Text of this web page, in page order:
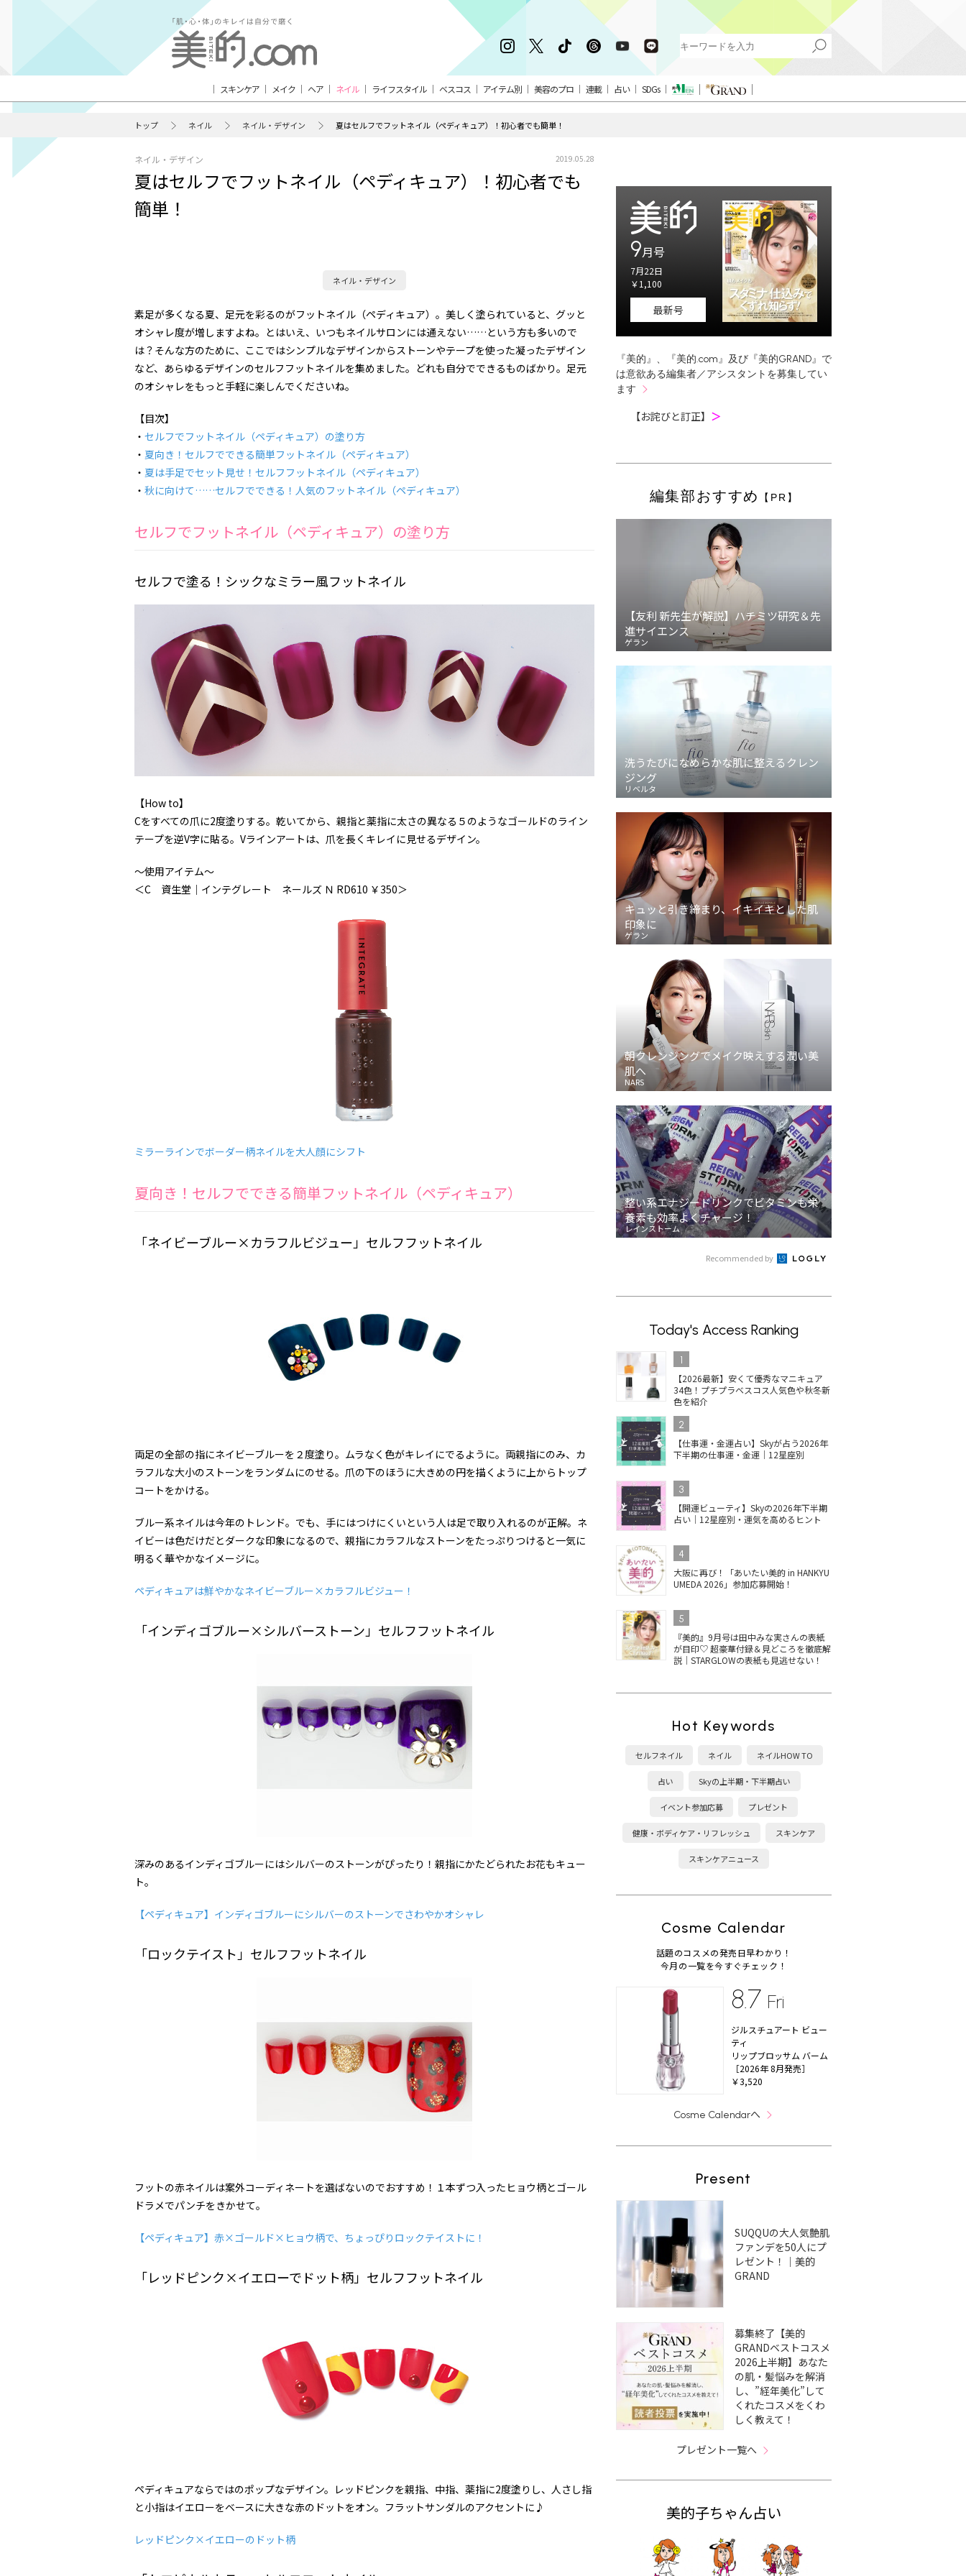
スキンケア メイク ヘア ネイル ライフスタイル ベスコス アイテム別 美容のプロ 連載 占い SDGs
トップ ネイル ネイル・デザイン 夏はセルフでフットネイル（ペディキュア）！初心者でも簡単！
ネイル・デザイン 2019.05.28
夏はセルフでフットネイル（ペディキュア）！初心者でも
簡単！
ネイル・デザイン
素足が多くなる夏、足元を彩るのがフットネイル（ペディキュア）。美しく塗られていると、グッと
オシャレ度が増しますよね。とはいえ、いつもネイルサロンには通えない……という方も多いので
は？そんな方のために、ここではシンプルなデザインからストーンやテープを使った凝ったデザイン
など、あらゆるデザインのセルフフットネイルを集めました。どれも自分でできるものばかり。足元
のオシャレをもっと手軽に楽しんでくださいね。
【目次】
・ セルフでフットネイル（ペディキュア）の塗り方
・ 夏向き！セルフでできる簡単フットネイル（ペディキュア）
・ 夏は手足でセット見せ！セルフフットネイル（ペディキュア）
・ 秋に向けて……セルフでできる！人気のフットネイル（ペディキュア）
セルフでフットネイル（ペディキュア）の塗り方
セルフで塗る！シックなミラー風フットネイル
【How to】
Cをすべての爪に2度塗りする。乾いてから、親指と薬指に太さの異なる５のようなゴールドのライン
テープを逆V字に貼る。Vラインアートは、爪を長くキレイに見せるデザイン。
〜使用アイテム〜
＜C 資生堂｜インテグレート ネールズ Ｎ RD610 ￥350＞
ミラーラインでボーダー柄ネイルを大人顔にシフト
夏向き！セルフでできる簡単フットネイル（ペディキュア）
「ネイビーブルー×カラフルビジュー」セルフフットネイル
両足の全部の指にネイビーブルーを２度塗り。ムラなく色がキレイにでるように。両親指にのみ、カ
ラフルな大小のストーンをランダムにのせる。爪の下のほうに大きめの円を描くように上からトップ
コートをかける。
ブルー系ネイルは今年のトレンド。でも、手にはつけにくいという人は足で取り入れるのが正解。ネ
イビーは色だけだとダークな印象になるので、親指にカラフルなストーンをたっぷりつけると一気に
明るく華やかなイメージに。
ペディキュアは鮮やかなネイビーブルー×カラフルビジュー！
「インディゴブルー×シルバーストーン」セルフフットネイル
深みのあるインディゴブルーにはシルバーのストーンがぴったり！親指にかたどられたお花もキュー
ト。
【ペディキュア】インディゴブルーにシルバーのストーンでさわやかオシャレ
「ロックテイスト」セルフフットネイル
フットの赤ネイルは案外コーディネートを選ばないのでおすすめ！１本ずつ入ったヒョウ柄とゴール
ドラメでパンチをきかせて。
【ペディキュア】赤×ゴールド×ヒョウ柄で、ちょっぴりロックテイストに！
「レッドピンク×イエローでドット柄」セルフフットネイル
ペディキュアならではのポップなデザイン。レッドピンクを親指、中指、薬指に2度塗りし、人さし指
と小指はイエローをベースに大きな赤のドットをオン。フラットサンダルのアクセントに♪
レッドピンク×イエローのドット柄
9月号
7月22日
￥1,100
最新号
『美的』、『美的.com』及び『美的GRAND』で
は意欲ある編集者／アシスタントを募集してい
ます
【お詫びと訂正】 ＞
編集部おすすめ 【PR】
【友利 新先生が解説】ハチミツ研究＆先
進サイエンス
ゲラン
洗うたびになめらかな肌に整えるクレン
ジング
リベルタ
キュッと引き締まり、イキイキとした肌
印象に
ゲラン
朝クレンジングでメイク映えする潤い美
肌へ
NARS
整い系エナジードリンクでビタミンも栄
養素も効率よくチャージ！
レインストーム
Recommended by
Today's Access Ranking
1
【2026最新】安くて優秀なマニキュア
34色！プチプラベスコス人気色や秋冬新
色を紹介
2
【仕事運・金運占い】Skyが占う2026年
下半期の仕事運・金運｜12星座別
3
【開運ビューティ】Skyの2026年下半期
占い｜12星座別・運気を高めるヒント
4
大阪に再び！「あいたい美的 in HANKYU
UMEDA 2026」参加応募開始！
5
『美的』9月号は田中みな実さんの表紙
が目印♡ 超豪華付録＆見どころを徹底解
説｜STARGLOWの表紙も見逃せない！
Hot Keywords
セルフネイル ネイル ネイルHOW TO
占い Skyの上半期・下半期占い
イベント参加応募 プレゼント
健康・ボディケア・リフレッシュ スキンケア
スキンケアニュース
Cosme Calendar
話題のコスメの発売日早わかり！
今月の一覧を今すぐチェック！
8.7 Fri
ジルスチュアート ビュー
ティ
リップブロッサム バーム
［2026年 8月発売］
￥3,520
Cosme Calendarへ
Present
SUQQUの大人気艶肌
ファンデを50人にプ
レゼント！｜美的
GRAND
募集終了【美的
GRANDベストコスメ
2026上半期】あなた
の肌・髪悩みを解消
し、”経年美化”して
くれたコスメをくわ
しく教えて！
プレゼント一覧へ
美的子ちゃん占い